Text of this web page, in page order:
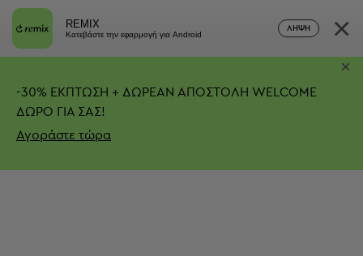
REMIX
Κατεβάστε την εφαρμογή για Android
ΛΉΨΗ ×
-30% ΕΚΠΤΩΣΗ + ΔΩΡΕΑΝ ΑΠΟΣΤΟΛΗ WELCOME
ΔΩΡΟ ΓΙΑ ΣΑΣ!
Αγοράστε τώρα
×